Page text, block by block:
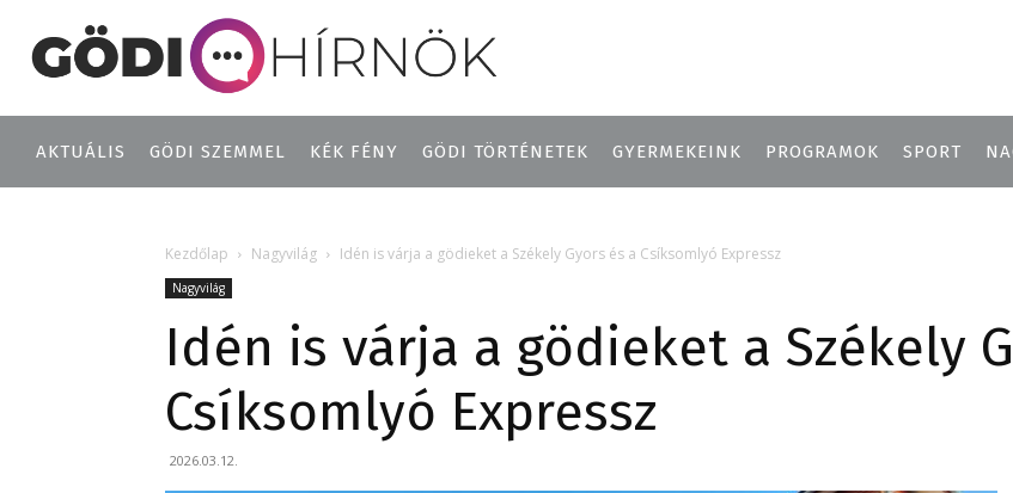
AKTUÁLIS GÖDI SZEMMEL KÉK FÉNY GÖDI TÖRTÉNETEK GYERMEKEINK PROGRAMOK SPORT
Kezdőlap Nagyvilág Idén is várja a gödieket a ​Székely Gyors és a Csíksomlyó Expressz
Nagyvilág
Idén is várja a gödieket a ​Székely
Csíksomlyó Expressz
2026.03.12.